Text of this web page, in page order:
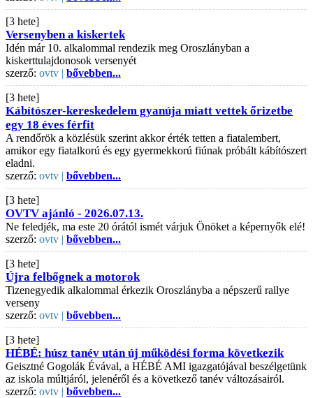
[3 hete]
Versenyben a kiskertek
Idén már 10. alkalommal rendezik meg Oroszlányban a
kiskerttulajdonosok versenyét
szerző: ovtv | bővebben...
[3 hete]
Kábítószer-kereskedelem gyanúja miatt vettek őrizetbe
egy 18 éves férfit
A rendőrök a közlésük szerint akkor érték tetten a fiatalembert,
amikor egy fiatalkorú és egy gyermekkorú fiúnak próbált kábítószert
eladni.
szerző: ovtv | bővebben...
[3 hete]
OVTV ajánló - 2026.07.13.
Ne feledjék, ma este 20 órától ismét várjuk Önöket a képernyők elé!
szerző: ovtv | bővebben...
[3 hete]
Újra felbőgnek a motorok
Tizenegyedik alkalommal érkezik Oroszlányba a népszerű rallye
verseny
szerző: ovtv | bővebben...
[3 hete]
HÉBÉ: húsz tanév után új működési forma következik
Geisztné Gogolák Évával, a HÉBÉ AMI igazgatójával beszélgetünk
az iskola múltjáról, jelenéről és a következő tanév változásairól.
szerző: ovtv | bővebben...